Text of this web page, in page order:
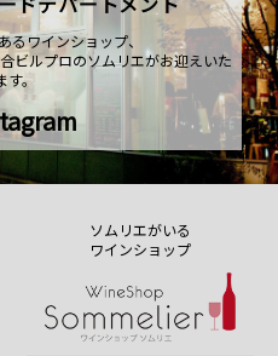
るワインショップ、
ビルプロのソムリエがお迎えいた
す。
ソムリエがいる
ワインショップ